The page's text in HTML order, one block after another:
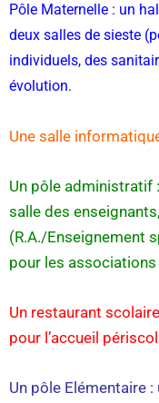
Pôle Maternelle : un
deux salles de sieste
individuels, des
évolution.
Une salle
Un pôle administratif
salle des
(R.A./Enseignement
pour les associations
Un restaurant
pour l’accueil
Un pôle Elémentaire